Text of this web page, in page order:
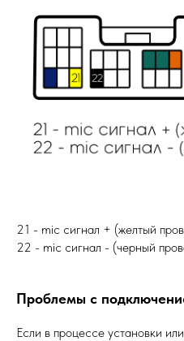
21 - mic сигнал + (желтый
22 - mic сигнал - (черный
Проблемы с
Если в процессе установки